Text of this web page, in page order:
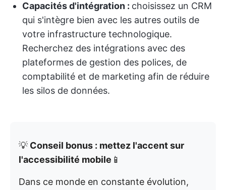
Capacités d'intégration : choisissez un CRM
qui s'intègre bien avec les autres outils de
votre infrastructure technologique.
Recherchez des intégrations avec des
plateformes de gestion des polices, de
comptabilité et de marketing afin de réduire
les silos de données.
💡 Conseil bonus : mettez l'accent sur
l'accessibilité mobile 📱
Dans ce monde en constante évolution,